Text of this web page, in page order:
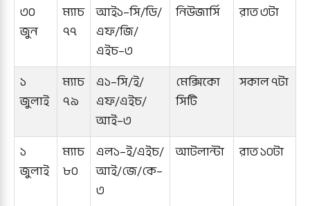
৩০
জুন
ম্যাচ
৭৭
আই১–সি/ডি/
এফ/জি/
এইচ–৩
নিউজার্সি রাত ৩টা
১
জুলাই
ম্যাচ
৭৯
এ১–সি/ই/
এফ/এইচ/
আই–৩
মেক্সিকো
সিটি
সকাল ৭টা
১
জুলাই
ম্যাচ
৮০
এল১–ই/এইচ/
আই/জে/কে–
৩
আটলান্টা রাত ১০টা